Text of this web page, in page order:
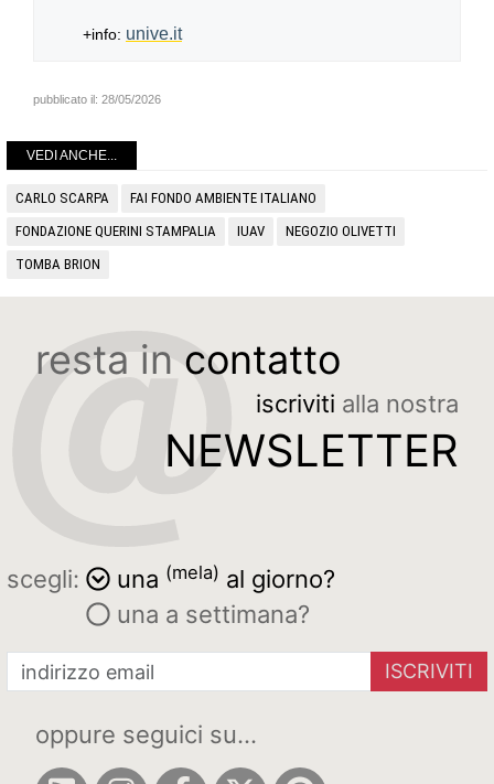
+info: unive.it
pubblicato il: 28/05/2026
VEDI ANCHE...
CARLO SCARPA
FAI FONDO AMBIENTE ITALIANO
FONDAZIONE QUERINI STAMPALIA
IUAV
NEGOZIO OLIVETTI
TOMBA BRION
resta in contatto
iscriviti alla nostra
NEWSLETTER
scegli: una (mela) al giorno?
una a settimana?
ISCRIVITI
oppure seguici su...